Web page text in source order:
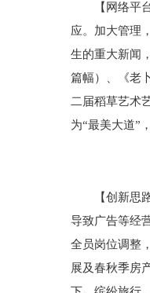
【网络平台
应。加大管理
生的重大新闻
篇幅）、《老
二届稻草艺术
为“最美大道”
【创新思路
导致广告等经
全员岗位调整
展及春秋季房